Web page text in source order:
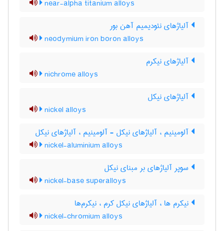
near-alpha titanium alloys
آلیاژهای نئودیمیم آهن بور
neodymium iron boron alloys
آلیاژهای نیکرم
nichrome alloys
آلیاژهای نیکل
nickel alloys
آلومینیم ، آلیاژهای نیکل - آلومینیم ، آلیاژهای نیکل
nickel-aluminium alloys
سوپر آلیاژهای بر مبنای نیکل
nickel-base superalloys
نیکرم ها ، آلیاژهای نیکل کرم ، نیکرم‌ها
nickel-chromium alloys